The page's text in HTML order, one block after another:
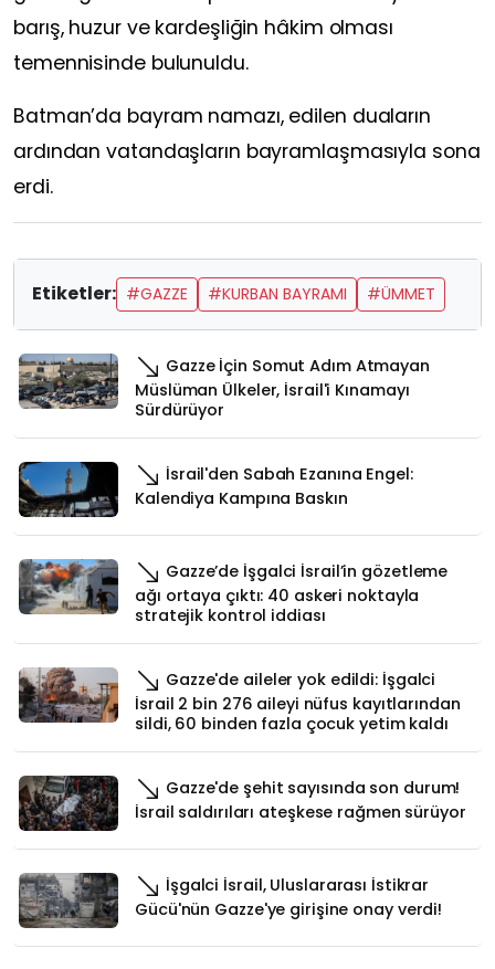
barış, huzur ve kardeşliğin hâkim olması
temennisinde bulunuldu.
Batman’da bayram namazı, edilen duaların
ardından vatandaşların bayramlaşmasıyla sona
erdi.
Etiketler: #GAZZE #KURBAN BAYRAMI #ÜMMET
Gazze İçin Somut Adım Atmayan
Müslüman Ülkeler, İsrail'i Kınamayı
Sürdürüyor
İsrail'den Sabah Ezanına Engel:
Kalendiya Kampına Baskın
Gazze’de İşgalci İsrail’in gözetleme
ağı ortaya çıktı: 40 askeri noktayla
stratejik kontrol iddiası
Gazze'de aileler yok edildi: İşgalci
İsrail 2 bin 276 aileyi nüfus kayıtlarından
sildi, 60 binden fazla çocuk yetim kaldı
Gazze'de şehit sayısında son durum!
İsrail saldırıları ateşkese rağmen sürüyor
İşgalci İsrail, Uluslararası İstikrar
Gücü'nün Gazze'ye girişine onay verdi!